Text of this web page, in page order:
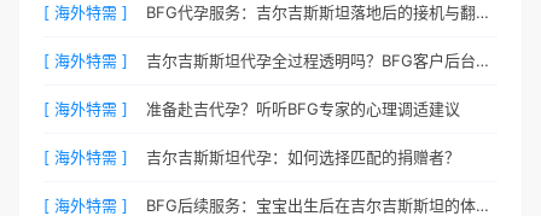
[ 海外特需 ] BFG代孕服务：吉尔吉斯斯坦落地后的接机与翻译安排
[ 海外特需 ] 吉尔吉斯斯坦代孕全过程透明吗？BFG客户后台详解
[ 海外特需 ] 准备赴吉代孕？听听BFG专家的心理调适建议
[ 海外特需 ] 吉尔吉斯斯坦代孕：如何选择匹配的捐赠者？
[ 海外特需 ] BFG后续服务：宝宝出生后在吉尔吉斯斯坦的体检与回国